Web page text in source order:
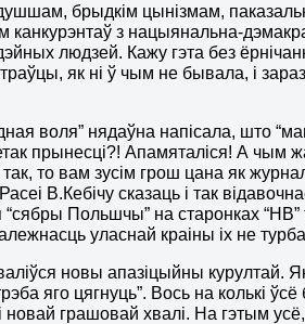
брыдкім цынізмам,
канкурэнтаў з нацыянальна-
людзей. Кажу гэта без
як ні ў чым не бывала, і
воля” нядаўна напісала, што
прынесці?! Апамяталіся! А
так, то вам зусім грош цана як
В.Кебічу сказаць і так
“сябры Польшчы” на старонках “НВ”
уласнай краіны іх не
новы апазіцыйны курултай. Як
яго цягнуць”. Вось на колькі
новай грашовай хвалі. На гэтым